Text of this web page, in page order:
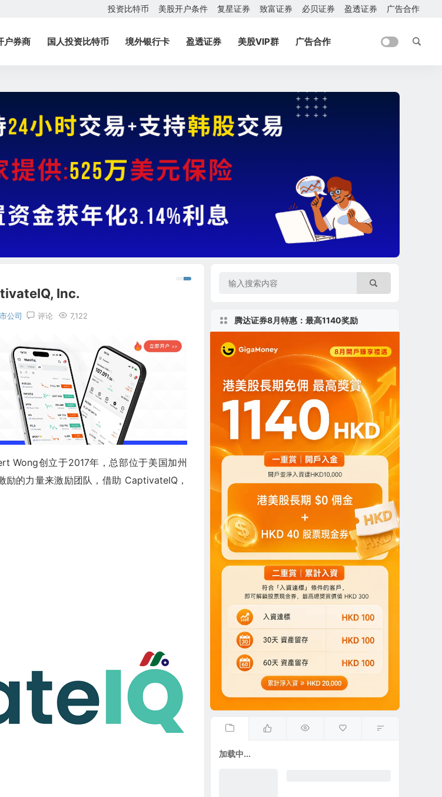
投资比特币 美股开户条件 复星证券 致富证券 必贝证券 盈透证券 广告合作
户券商 国人投资比特币 境外银行卡 盈透证券 美股VIP群 广告合作
Inc.
公司 评论 7,122
Wong创立于2017年，总部位于美国加州
励的力量来激励团队，借助 CaptivateIQ，
腾达证券8月特惠：最高1140奖励
加载中...